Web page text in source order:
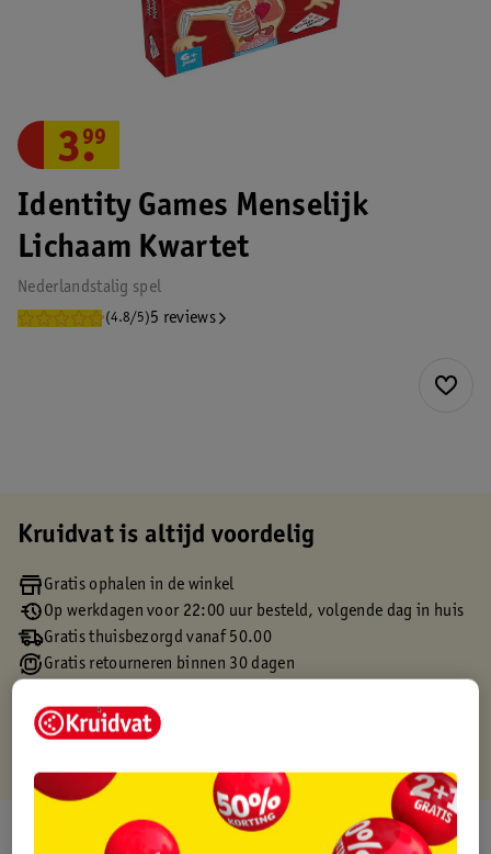
Identity Games Menselijk
Lichaam Kwartet
Nederlandstalig spel
(4.8/5)5 reviews
3.
99
Kruidvat is altijd voordelig
Gratis ophalen in de winkel
Op werkdagen voor 22:00 uur besteld, volgende dag in huis
Gratis thuisbezorgd vanaf 50.00
Gratis retourneren binnen 30 dagen
Over dit product